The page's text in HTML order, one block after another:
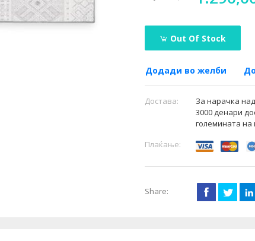
Out Of Stock
Додади во желби
Достава:
За нарачка
3000 денари
големината на
Плаќање:
Share: